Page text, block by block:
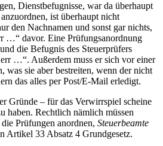
Dienstbefugnisse, war da überhaupt
ist überhaupt nicht
den Nachnamen und sonst gar nichts,
…“ davor. Eine Prüfungsanordnung
die Befugnis des Steuerprüfers
…“. Außerdem muss er sich vor einer
was sie aber bestreiten, wenn der nicht
das alles per Post/E-Mail erledigt.
Gründe – für das Verwirrspiel scheine
haben. Rechtlich nämlich müssen
Prüfungen anordnen, Steuerbeamte
Artikel 33 Absatz 4 Grundgesetz.